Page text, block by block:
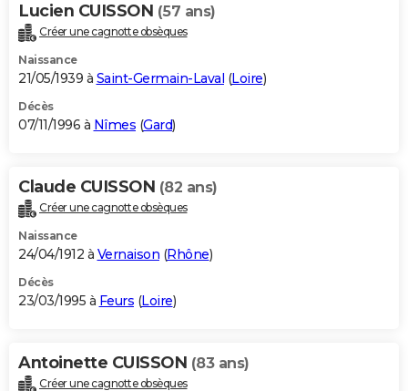
Lucien CUISSON (57 ans)
Créer une cagnotte obsèques
Naissance
21/05/1939 à Saint-Germain-Laval (Loire)
Décès
07/11/1996 à Nîmes (Gard)
Claude CUISSON (82 ans)
Créer une cagnotte obsèques
Naissance
24/04/1912 à Vernaison (Rhône)
Décès
23/03/1995 à Feurs (Loire)
Antoinette CUISSON (83 ans)
Créer une cagnotte obsèques